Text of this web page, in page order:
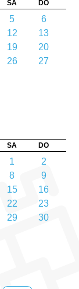
SA DO
5
6
12
13
19
20
26
27
SA DO
1
2
8
9
15
16
22
23
29
30